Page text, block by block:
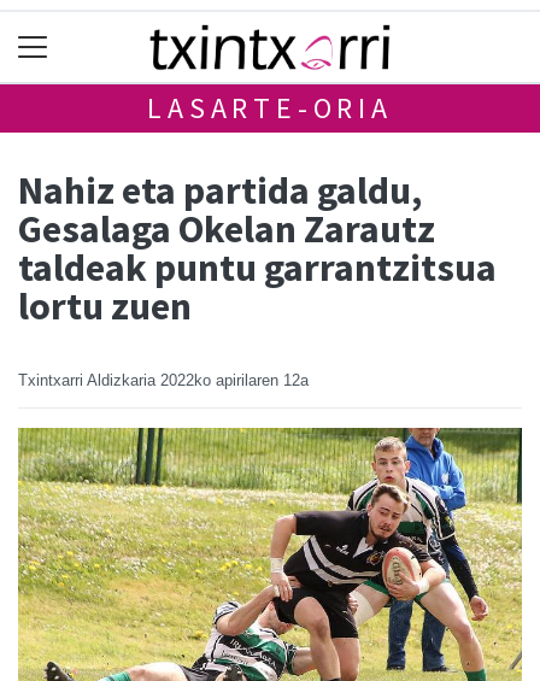
LASARTE-ORIA
Nahiz eta partida galdu,
Gesalaga Okelan Zarautz
taldeak puntu garrantzitsua
lortu zuen
Txintxarri Aldizkaria 2022ko apirilaren 12a